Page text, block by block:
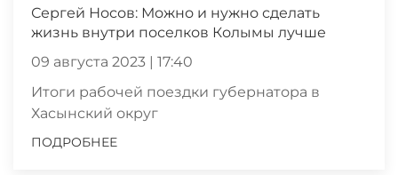
Сергей Носов: Можно и нужно сделать
жизнь внутри поселков Колымы лучше
09 августа 2023 | 17:40
Итоги рабочей поездки губернатора в
Хасынский округ
ПОДРОБНЕЕ